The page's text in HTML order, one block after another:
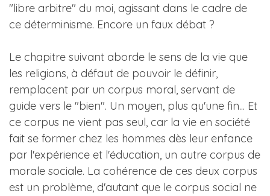
"libre arbitre" du moi, agissant dans le cadre de
ce déterminisme. Encore un faux débat ?
Le chapitre suivant aborde le sens de la vie que
les religions, à défaut de pouvoir le définir,
remplacent par un corpus moral, servant de
guide vers le "bien". Un moyen, plus qu'une fin... Et
ce corpus ne vient pas seul, car la vie en société
fait se former chez les hommes dès leur enfance
par l'expérience et l'éducation, un autre corpus de
morale sociale. La cohérence de ces deux corpus
est un problème, d'autant que le corpus social ne